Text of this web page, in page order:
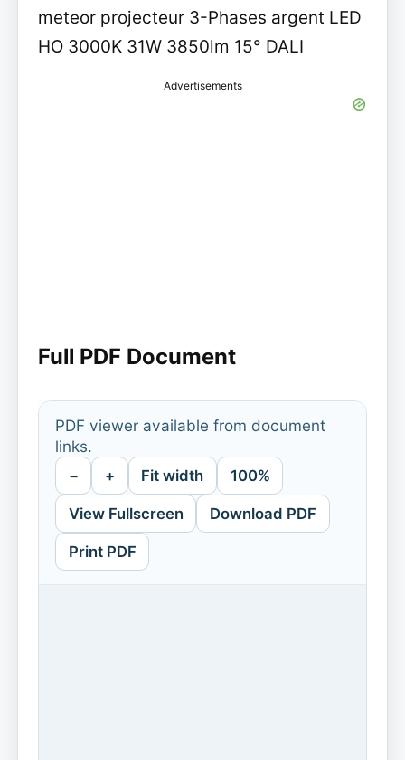
meteor projecteur 3-Phases argent LED
HO 3000K 31W 3850lm 15° DALI
Advertisements
Full PDF Document
PDF viewer available from document
links.
− + Fit width 100%
View Fullscreen Download PDF
Print PDF